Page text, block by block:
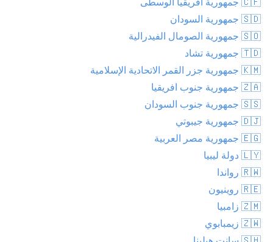
🇸🇩 جمهورية السودان
🇸🇴 جمهورية الصومال الفيدرالية
🇹🇩 جمهورية تشاد
🇰🇲 جمهورية جزر القمر الاتحادية الإسلامية
🇿🇦 جمهورية جنوب افريقيا
🇸🇸 جمهورية جنوب السودان
🇩🇯 جمهورية جيبوتي
🇪🇬 جمهورية مصر العربية
🇱🇾 دولة ليبيا
🇷🇼 رواندا
🇷🇪 روينيون
🇿🇲 زامبيا
🇿🇼 زيمبابوي